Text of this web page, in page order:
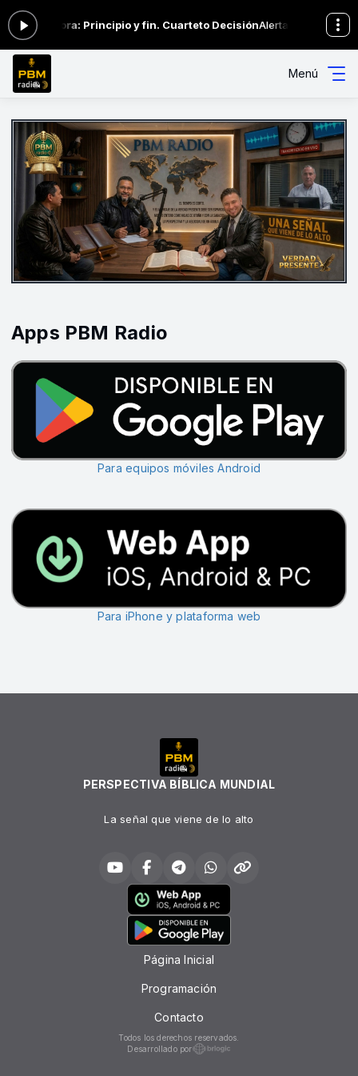
ahora: Principio y fin. Cuarteto DecisiónAlerta Adventista de
Menú
Apps PBM Radio
Para equipos móviles Android
Para iPhone y plataforma web
PERSPECTIVA BÍBLICA MUNDIAL
La señal que viene de lo alto
Página Inicial
Programación
Contacto
Todos los derechos reservados.
Desarrollado por